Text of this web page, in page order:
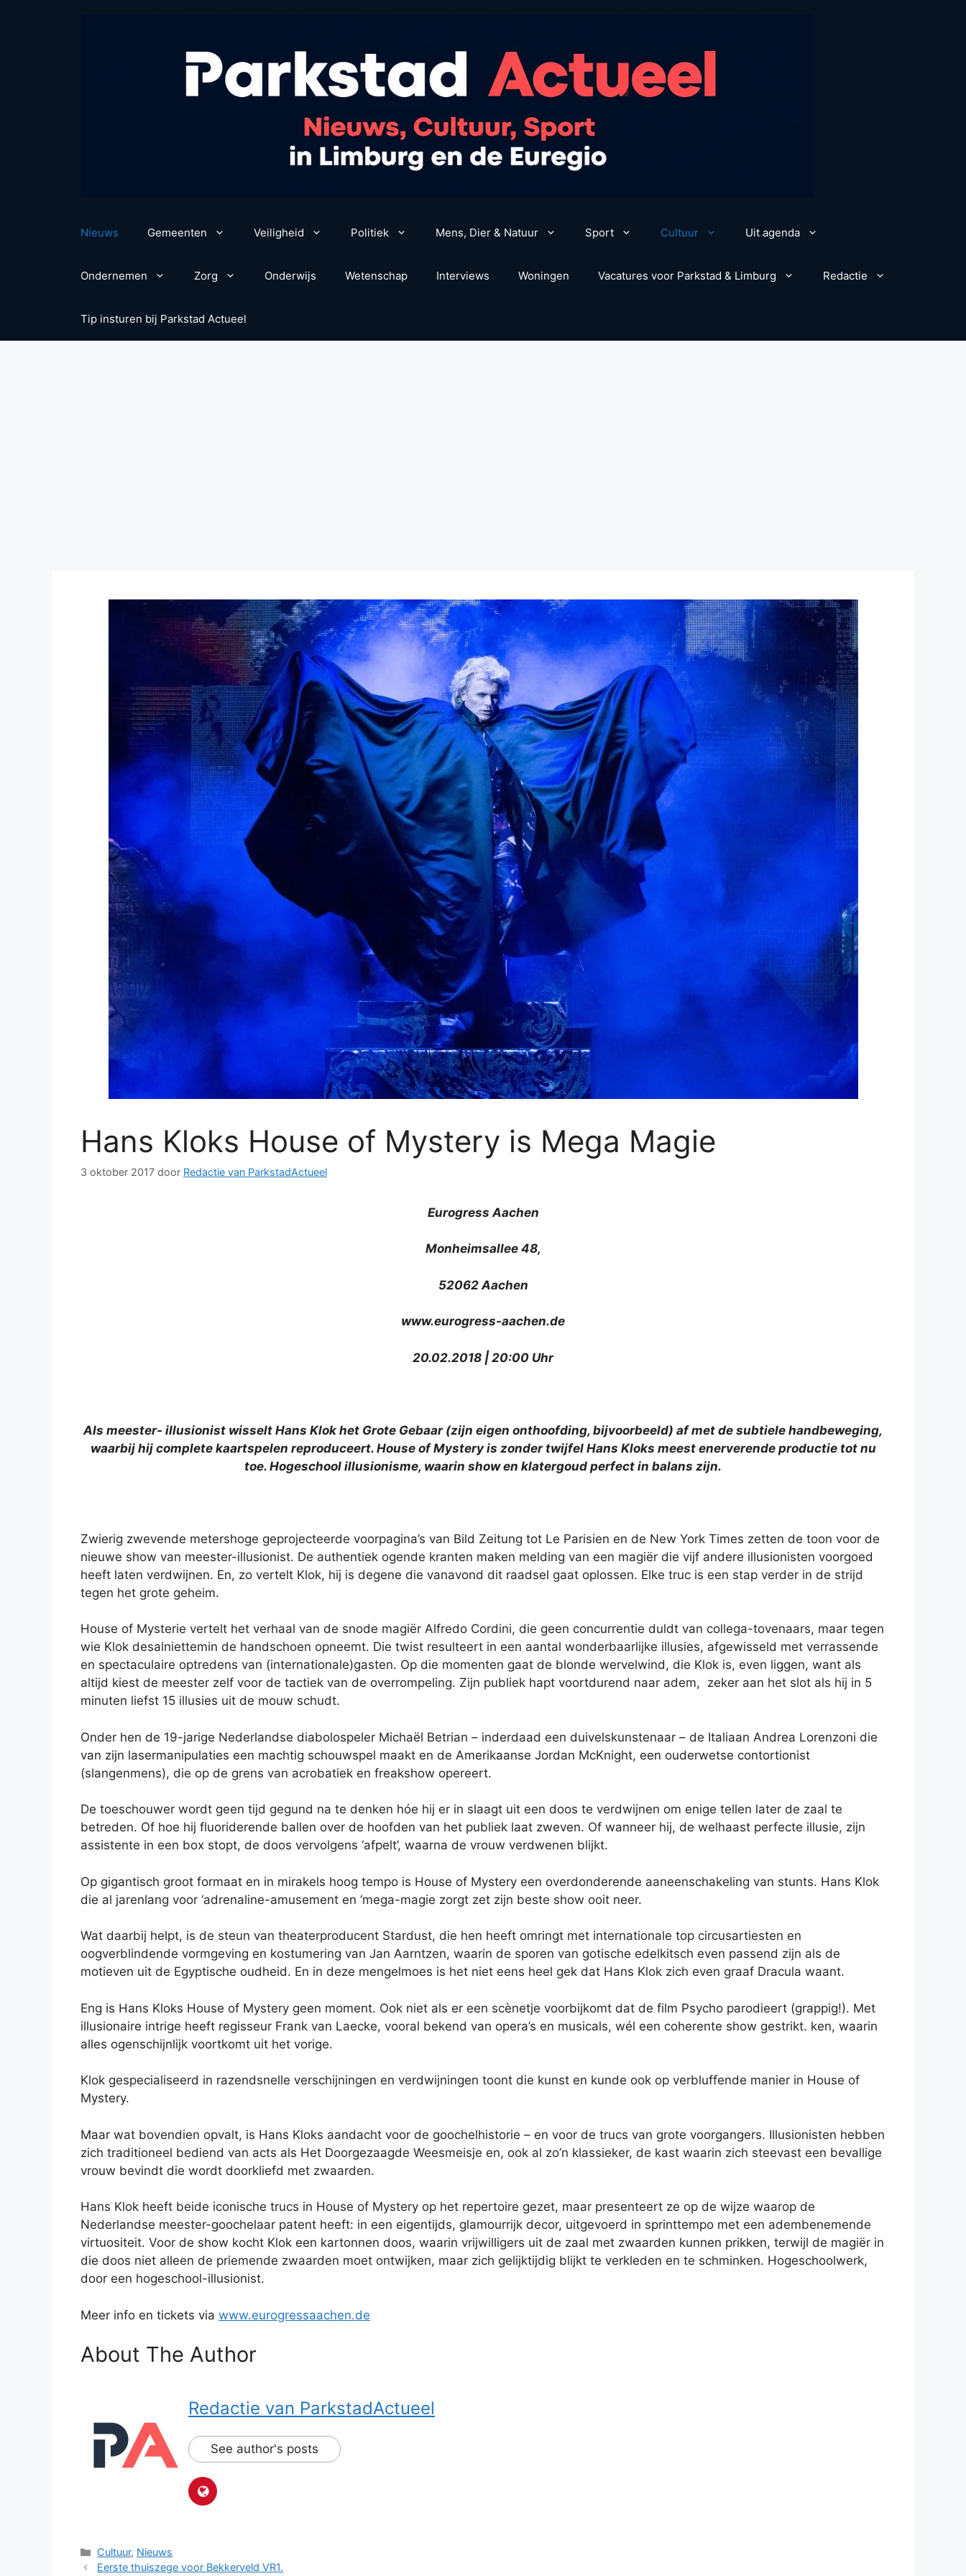
Nieuws Gemeenten Veiligheid Politiek Mens, Dier & Natuur Sport Cultuur Uit agenda
Ondernemen Zorg Onderwijs Wetenschap Interviews Woningen Vacatures voor Parkstad & Limburg Redactie
Tip insturen bij Parkstad Actueel
Hans Kloks House of Mystery is Mega Magie
3 oktober 2017 door Redactie van ParkstadActueel
Eurogress Aachen
Monheimsallee 48,
52062 Aachen
www.eurogress-aachen.de
20.02.2018 | 20:00 Uhr
Als meester- illusionist wisselt Hans Klok het Grote Gebaar (zijn eigen onthoofding, bijvoorbeeld) af met de subtiele handbeweging,
waarbij hij complete kaartspelen reproduceert. House of Mystery is zonder twijfel Hans Kloks meest enerverende productie tot nu
toe. Hogeschool illusionisme, waarin show en klatergoud perfect in balans zijn.
Zwierig zwevende metershoge geprojecteerde voorpagina’s van Bild Zeitung tot Le Parisien en de New York Times zetten de toon voor de
nieuwe show van meester-illusionist. De authentiek ogende kranten maken melding van een magiër die vijf andere illusionisten voorgoed
heeft laten verdwijnen. En, zo vertelt Klok, hij is degene die vanavond dit raadsel gaat oplossen. Elke truc is een stap verder in de strijd
tegen het grote geheim.
House of Mysterie vertelt het verhaal van de snode magiër Alfredo Cordini, die geen concurrentie duldt van collega-tovenaars, maar tegen
wie Klok desalniettemin de handschoen opneemt. Die twist resulteert in een aantal wonderbaarlijke illusies, afgewisseld met verrassende
en spectaculaire optredens van (internationale)gasten. Op die momenten gaat de blonde wervelwind, die Klok is, even liggen, want als
altijd kiest de meester zelf voor de tactiek van de overrompeling. Zijn publiek hapt voortdurend naar adem, zeker aan het slot als hij in 5
minuten liefst 15 illusies uit de mouw schudt.
Onder hen de 19-jarige Nederlandse diabolospeler Michaël Betrian – inderdaad een duivelskunstenaar – de Italiaan Andrea Lorenzoni die
van zijn lasermanipulaties een machtig schouwspel maakt en de Amerikaanse Jordan McKnight, een ouderwetse contortionist
(slangenmens), die op de grens van acrobatiek en freakshow opereert.
De toeschouwer wordt geen tijd gegund na te denken hóe hij er in slaagt uit een doos te verdwijnen om enige tellen later de zaal te
betreden. Of hoe hij fluoriderende ballen over de hoofden van het publiek laat zweven. Of wanneer hij, de welhaast perfecte illusie, zijn
assistente in een box stopt, de doos vervolgens ‘afpelt’, waarna de vrouw verdwenen blijkt.
Op gigantisch groot formaat en in mirakels hoog tempo is House of Mystery een overdonderende aaneenschakeling van stunts. Hans Klok
die al jarenlang voor ‘adrenaline-amusement en ‘mega-magie zorgt zet zijn beste show ooit neer.
Wat daarbij helpt, is de steun van theaterproducent Stardust, die hen heeft omringt met internationale top circusartiesten en
oogverblindende vormgeving en kostumering van Jan Aarntzen, waarin de sporen van gotische edelkitsch even passend zijn als de
motieven uit de Egyptische oudheid. En in deze mengelmoes is het niet eens heel gek dat Hans Klok zich even graaf Dracula waant.
Eng is Hans Kloks House of Mystery geen moment. Ook niet als er een scènetje voorbijkomt dat de film Psycho parodieert (grappig!). Met
illusionaire intrige heeft regisseur Frank van Laecke, vooral bekend van opera’s en musicals, wél een coherente show gestrikt. ken, waarin
alles ogenschijnlijk voortkomt uit het vorige.
Klok gespecialiseerd in razendsnelle verschijningen en verdwijningen toont die kunst en kunde ook op verbluffende manier in House of
Mystery.
Maar wat bovendien opvalt, is Hans Kloks aandacht voor de goochelhistorie – en voor de trucs van grote voorgangers. Illusionisten hebben
zich traditioneel bediend van acts als Het Doorgezaagde Weesmeisje en, ook al zo’n klassieker, de kast waarin zich steevast een bevallige
vrouw bevindt die wordt doorkliefd met zwaarden.
Hans Klok heeft beide iconische trucs in House of Mystery op het repertoire gezet, maar presenteert ze op de wijze waarop de
Nederlandse meester-goochelaar patent heeft: in een eigentijds, glamourrijk decor, uitgevoerd in sprinttempo met een adembenemende
virtuositeit. Voor de show kocht Klok een kartonnen doos, waarin vrijwilligers uit de zaal met zwaarden kunnen prikken, terwijl de magiër in
die doos niet alleen de priemende zwaarden moet ontwijken, maar zich gelijktijdig blijkt te verkleden en te schminken. Hogeschoolwerk,
door een hogeschool-illusionist.
Meer info en tickets via www.eurogressaachen.de
About The Author
Redactie van ParkstadActueel
See author's posts
Categorieën
Cultuur, Nieuws
Eerste thuiszege voor Bekkerveld VR1.